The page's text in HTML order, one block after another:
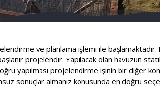
ve planlama işlemi ile başlamaktadır.
projelendir. Yapılacak olan havuzun
yapılması projelendirme işinin bir diğer
sonuçlar almanız konusunda en doğru